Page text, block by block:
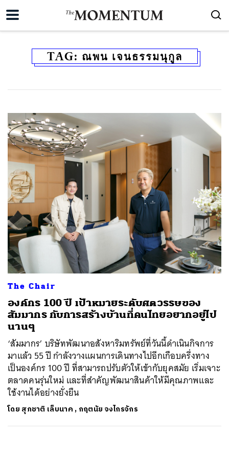
TAG: ณพน เจนธรรมนุกูล
The Chair
องค์กร 100 ปี เป้าหมายระดับศตวรรษของ
สัมมากร กับการสร้างบ้านที่คนไทยอยากอยู่ไป
นานๆ
‘สัมมากร’ บริษัทพัฒนาอสังหาริมทรัพย์ที่วันนี้ดำเนินกิจการ
มาแล้ว 55 ปี กำลังวางแผนการเดินทางไปอีกเกือบครึ่งทาง
เป็นองค์กร 100 ปี ที่สามารถปรับตัวให้เข้ากับยุคสมัย เริ่มเจาะ
ตลาดคนรุ่นใหม่ และที่สำคัญพัฒนาสินค้าให้มีคุณภาพและ
ใช้งานได้อย่างยั่งยืน
โดย สุภชาติ เล็บนาค , กฤตนัย จงไกรจักร
ค้นหา
SHARE